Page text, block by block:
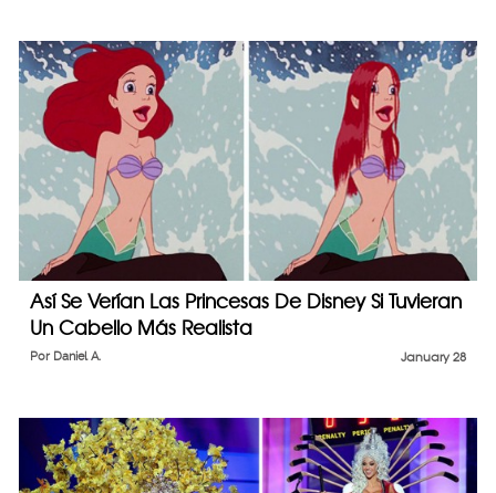
Así Se Verían Las Princesas De Disney Si Tuvieran
Un Cabello Más Realista
January 28
Por Daniel A.